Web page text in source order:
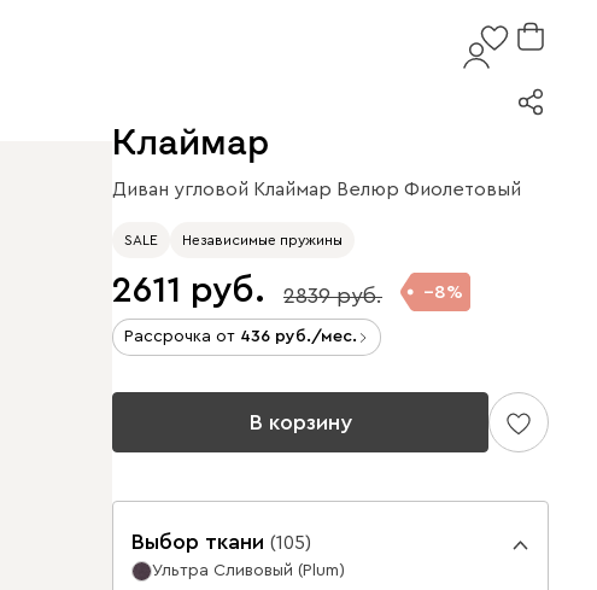
Клаймар
Диван угловой Клаймар Велюр Фиолетовый
SALE Независимые пружины
2611 2839 8
Рассрочка от 436 /мес.
В корзину
Выбор ткани (105)
Ультра Сливовый (Plum)